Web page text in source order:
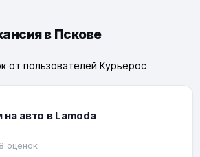
в Пскове
от пользователей Курьерос
авто в Lamoda
оценок